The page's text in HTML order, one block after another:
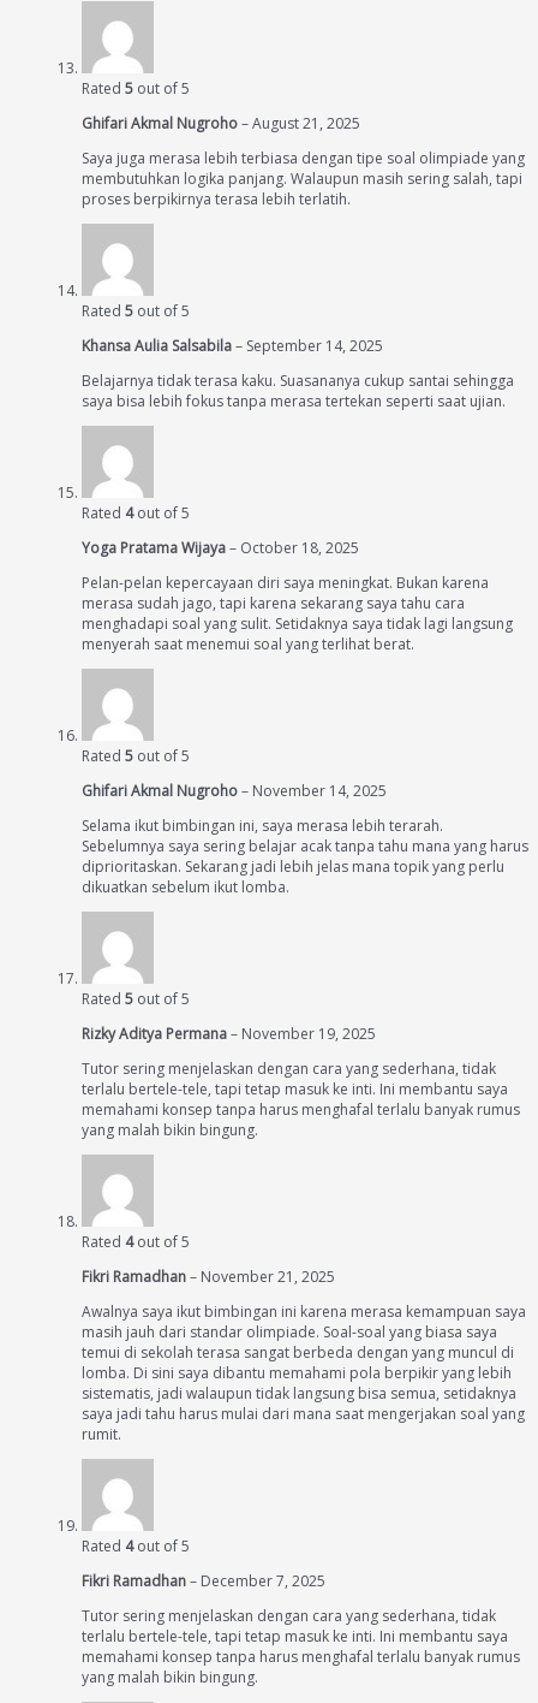
Rated 5 out of 5
Ghifari Akmal Nugroho–August 21, 2025
Saya juga merasa lebih terbiasa dengan tipe soal olimpiade yang
membutuhkan logika panjang. Walaupun masih sering salah, tapi
proses berpikirnya terasa lebih terlatih.
Rated 5 out of 5
Khansa Aulia Salsabila– September 14, 2025
Belajarnya tidak terasa kaku. Suasananya cukup santai sehingga
saya bisa lebih fokus tanpa merasa tertekan seperti saat ujian.
Rated 4out of 5
Yoga Pratama Wijaya– October 18, 2025
Pelan-pelan kepercayaan diri saya meningkat. Bukan karena
merasa sudah jago, tapi karena sekarang saya tahu cara
menghadapi soal yang sulit. Setidaknya saya tidak lagi langsung
menyerah saat menemui soal yang terlihat berat.
Rated 5 out of 5
Ghifari Akmal Nugroho– November 14, 2025
Selama ikut bimbingan ini, saya merasa lebih terarah.
Sebelumnya saya sering belajar acak tanpa tahu mana yang harus
diprioritaskan. Sekarang jadi lebih jelas mana topik yang perlu
dikuatkan sebelum ikut lomba.
Rated 5 out of 5
Rizky Aditya Permana– November 19, 2025
Tutor sering menjelaskan dengan cara yang sederhana, tidak
terlalu bertele-tele, tapi tetap masuk ke inti. Ini membantu saya
memahami konsep tanpa harus menghafal terlalu banyak rumus
yang malah bikin bingung.
Rated 4out of 5
Fikri Ramadhan– November 21, 2025
Awalnya saya ikut bimbingan ini karena merasa kemampuan saya
masih jauh dari standar olimpiade. Soal-soal yang biasa saya
temui di sekolah terasa sangat berbeda dengan yang muncul di
lomba. Di sini saya dibantu memahami pola berpikir yang lebih
sistematis, jadi walaupun tidak langsung bisa semua, setidaknya
saya jadi tahu harus mulai dari mana saat mengerjakan soal yang
rumit.
Rated 4out of 5
Fikri Ramadhan– December 7, 2025
Tutor sering menjelaskan dengan cara yang sederhana, tidak
terlalu bertele-tele, tapi tetap masuk ke inti. Ini membantu saya
memahami konsep tanpa harus menghafal terlalu banyak rumus
yang malah bikin bingung.